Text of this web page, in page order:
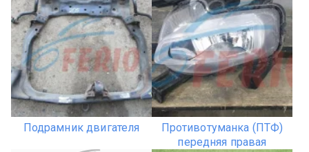
Подрамник двигателя
Противотуманка (ПТФ)
передняя правая